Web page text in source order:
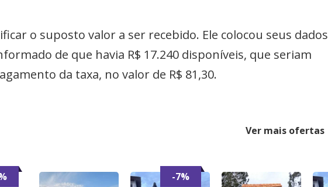
o suposto valor a ser recebido. Ele colocou seus dados
de que havia R$ 17.240 disponíveis, que seriam
da taxa, no valor de R$ 81,30.
Ver mais ofertas
-7%